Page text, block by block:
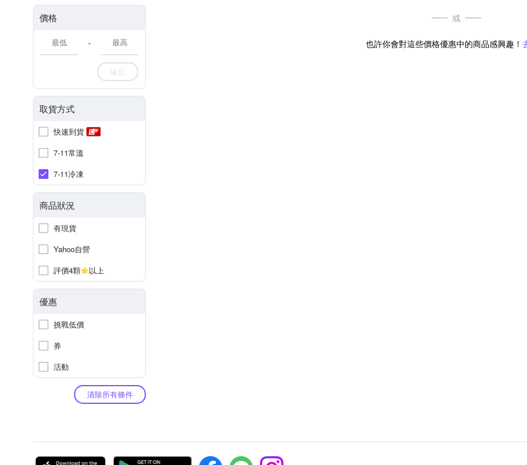
價格
-
確定
取貨方式
快速到貨
7-11常溫
7-11冷凍
商品狀況
有現貨
Yahoo自營
評價4顆
以上
優惠
挑戰低價
券
活動
清除所有條件
或
也許你會對這些價格優惠中的商品感興趣！